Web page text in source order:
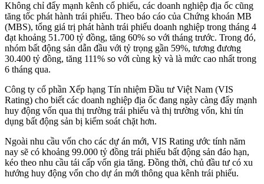
Không chỉ đẩy mạnh kênh cổ phiếu, các doanh nghiệp địa ốc cũng
tăng tốc phát hành trái phiếu. Theo báo cáo của Chứng khoán MB
(MBS), tổng giá trị phát hành trái phiếu doanh nghiệp trong tháng 4
đạt khoảng 51.700 tỷ đồng, tăng 60% so với tháng trước. Trong đó,
nhóm bất động sản dẫn đầu với tỷ trọng gần 59%, tương đương
30.400 tỷ đồng, tăng 111% so với cùng kỳ và là mức cao nhất trong
6 tháng qua.
Công ty cổ phần Xếp hạng Tín nhiệm Đầu tư Việt Nam (VIS
Rating) cho biết các doanh nghiệp địa ốc đang ngày càng đẩy mạnh
huy động vốn qua thị trường trái phiếu và thị trường vốn, khi tín
dụng bất động sản bị kiểm soát chặt hơn.
Ngoài nhu cầu vốn cho các dự án mới, VIS Rating ước tính năm
nay sẽ có khoảng 99.000 tỷ đồng trái phiếu bất động sản đáo hạn,
kéo theo nhu cầu tái cấp vốn gia tăng. Đồng thời, chủ đầu tư có xu
hướng huy động vốn cho dự án mới thông qua kênh trái phiếu.